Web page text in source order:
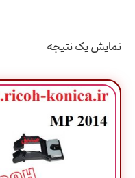
نمایش یک نتیجه